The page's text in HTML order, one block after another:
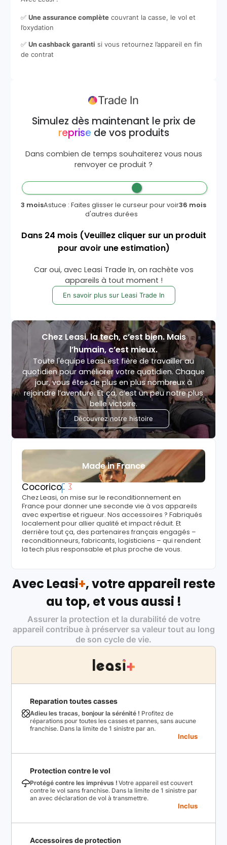
✅ Une assurance complètecouvrant la casse, le vol et
l’oxydation
✅ Un cashback garanti si vous retournez l’appareil en fin
de contrat
Simulez dès maintenant le prix de
reprisede vos produits
Dans combien de temps souhaiterez vous nous
renvoyer ce produit ?
3 moisAstuce : Faites glisser le curseur pour voir
d'autres durées
36 mois
Dans 24 mois (Veuillez cliquer sur un produit
pour avoir une estimation)
Car oui, avec Leasi Trade In, on rachète vos
appareils à tout moment !
En savoir plus sur Leasi Trade In
Chez Leasi, la tech, c’est bien. Mais
l’humain, c’est mieux.
Toute l'équipe Leasi est fière de travailler au
quotidien pour améliorer votre quotidien. Chaque
jour, vous êtes de plus en plus nombreux à
rejoindre l’aventure. Et ça, c’est un peu notre plus
belle victoire.
Découvrez notre histoire
Made in France
Cocorico
Chez Leasi, on mise sur le reconditionnement en
France pour donner une seconde vie à vos appareils
avec expertise et rigueur. Nos accessoires ? Fabriqués
localement pour allier qualité et impact réduit. Et
derrière tout ça, des partenaires français engagés –
reconditionneurs, fabricants, logisticiens – qui rendent
la tech plus responsable et plus proche de vous.
Avec Leasi+, votre appareil reste
au top, et vous aussi !
Assurer la protection et la durabilité de votre
appareil contribue à préserver sa valeur tout au long
de son cycle de vie.
Reparation toutes casses
Adieu les tracas, bonjour la sérénité ! Profitez de
réparations pour toutes les casses et pannes, sans aucune
franchise. Dans la limite de 1 sinistre par an.
Inclus
Protection contre le vol
Protégé contre les imprévus ! Votre appareil est couvert
contre le vol sans franchise. Dans la limite de 1 sinistre par
an avec déclaration de vol à transmettre.
Inclus
Accessoires de protection